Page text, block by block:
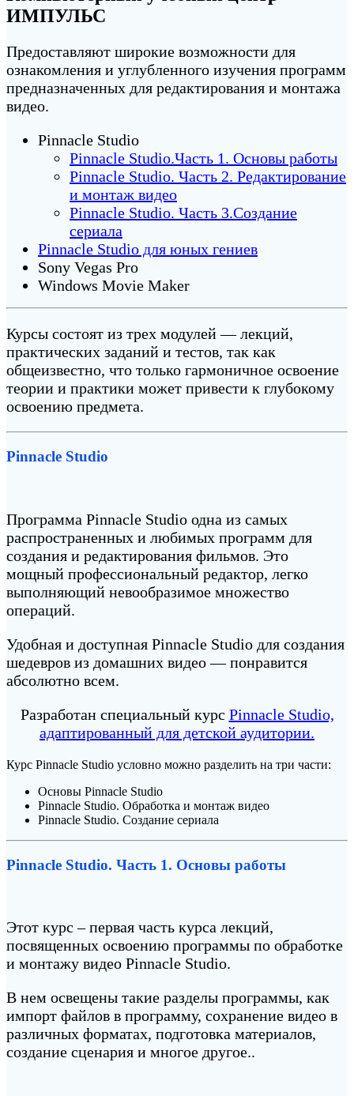
ИМПУЛЬС
Предоставляют широкие возможности для
ознакомления и углубленного изучения программ
предназначенных для редактирования и монтажа
видео.
Pinnacle Studio
Pinnacle Studio.Часть 1. Основы работы
Pinnacle Studio. Часть 2. Редактирование
и монтаж видео
Pinnacle Studio. Часть 3.Создание
сериала
Pinnacle Studio для юных гениев
Sony Vegas Pro
Windows Movie Maker
Курсы состоят из трех модулей — лекций,
практических заданий и тестов, так как
общеизвестно, что только гармоничное освоение
теории и практики может привести к глубокому
освоению предмета.
Pinnacle Studio
Программа Pinnacle Studio одна из самых
распространенных и любимых программ для
создания и редактирования фильмов. Это
мощный профессиональный редактор, легко
выполняющий невообразимое множество
операций.
Удобная и доступная Pinnacle Studio для создания
шедевров из домашних видео — понравится
абсолютно всем.
Разработан специальный курс Pinnacle Studio,
адаптированный для детской аудитории.
Курс Pinnacle Studio условно можно разделить на три части:
Основы Pinnacle Studio
Pinnacle Studio. Обработка и монтаж видео
Pinnacle Studio. Создание сериала
Pinnacle Studio. Часть 1. Основы работы
Этот курс – первая часть курса лекций,
посвященных освоению программы по обработке
и монтажу видео Pinnacle Studio.
В нем освещены такие разделы программы, как
импорт файлов в программу, сохранение видео в
различных форматах, подготовка материалов,
создание сценария и многое другое..